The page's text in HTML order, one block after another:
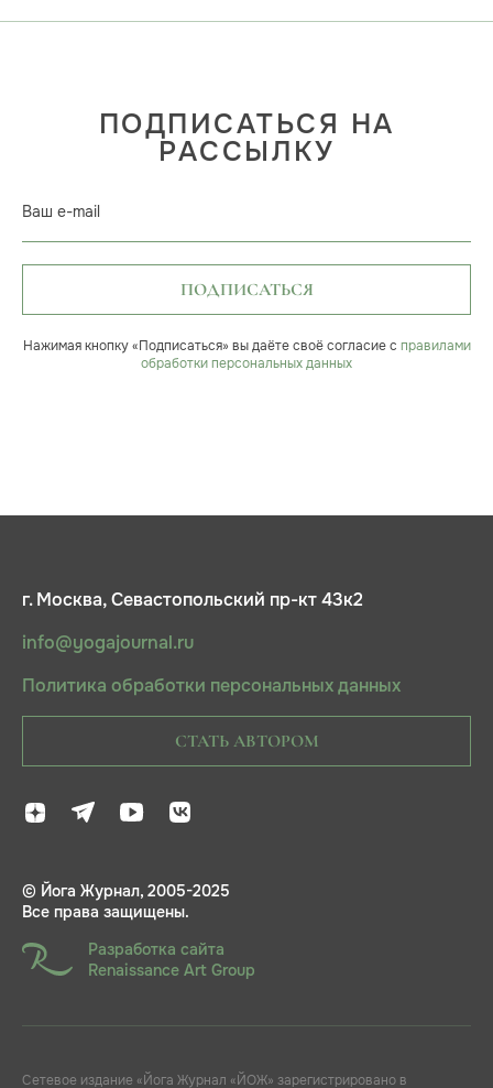
ПОДПИСАТЬСЯ НА
РАССЫЛКУ
Ваш e-mail
ПОДПИСАТЬСЯ
Нажимая кнопку «Подписаться» вы даёте своё согласие с правилами
обработки персональных данных
г. Москва, Севастопольский пр-кт 43к2
info@yogajournal.ru
Политика обработки персональных данных
СТАТЬ АВТОРОМ
© Йога Журнал, 2005-2025
Все права защищены.
Разработка сайта
Renaissance Art Group
Сетевое издание «Йога Журнал «ЙОЖ» зарегистрировано в